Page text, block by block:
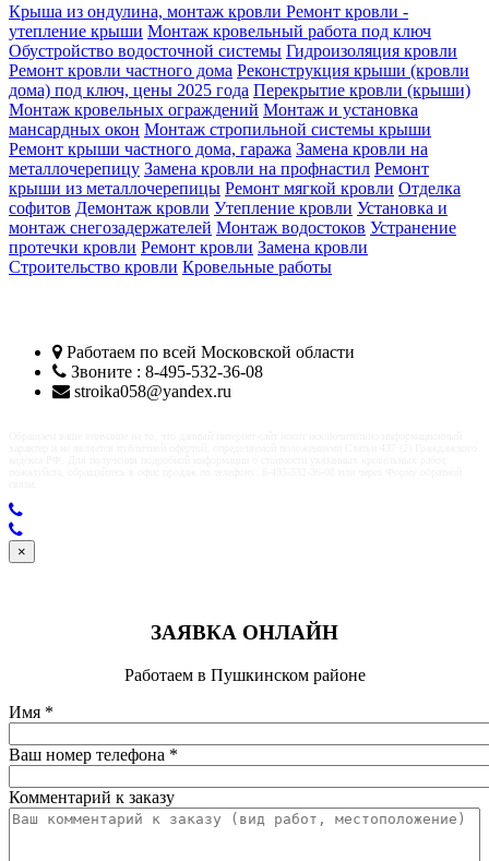
Крыша из ондулина, монтаж кровли Ремонт кровли -
утепление крыши Монтаж кровельный работа под ключ
Обустройство водосточной системы Гидроизоляция кровли
Ремонт кровли частного дома Реконструкция крыши (кровли
дома) под ключ, цены 2025 года Перекрытие кровли (крыши)
Монтаж кровельных ограждений Монтаж и установка
мансардных окон Монтаж стропильной системы крыши
Ремонт крыши частного дома, гаража Замена кровли на
металлочерепицу Замена кровли на профнастил Ремонт
крыши из металлочерепицы Ремонт мягкой кровли Отделка
софитов Демонтаж кровли Утепление кровли Установка и
монтаж снегозадержателей Монтаж водостоков Устранение
протечки кровли Ремонт кровли Замена кровли
Строительство кровли Кровельные работы
Работаем по всей Московской области
Звоните : 8-495-532-36-08
stroika058@yandex.ru
×
ЗАЯВКА ОНЛАЙН
Работаем в Пушкинском районе
Имя *
Ваш номер телефона *
Комментарий к заказу